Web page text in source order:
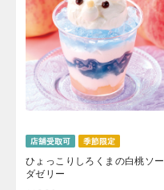
ひょっこりしろくまの白桃ソー
ダゼリー